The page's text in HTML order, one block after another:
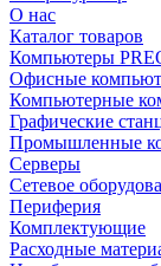
О нас
Каталог товаров
Компьютеры
Офисные
Компьютерные
Графические
Промышленные
Серверы
Сетевое
Периферия
Комплектующие
Расходные